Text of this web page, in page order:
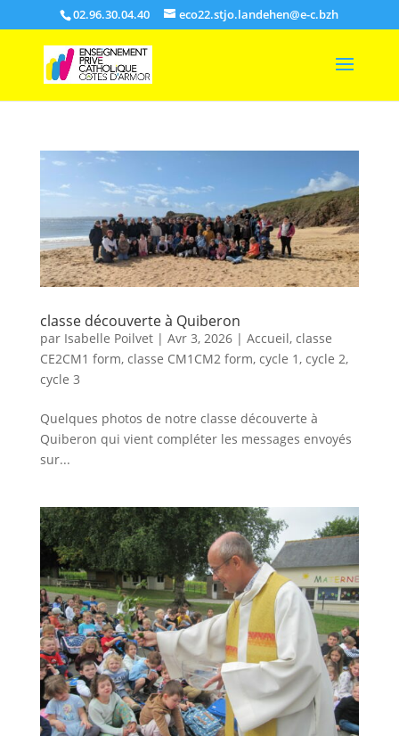
02.96.30.04.40 eco22.stjo.landehen@e-c.bzh
classe découverte à Quiberon
par Isabelle Poilvet| Avr 3, 2026| Accueil, classe
CE2CM1 form, classe CM1CM2 form, cycle 1, cycle 2,
cycle 3
Quelques photos de notre classe découverte à
Quiberon qui vient compléter les messages envoyés
sur...